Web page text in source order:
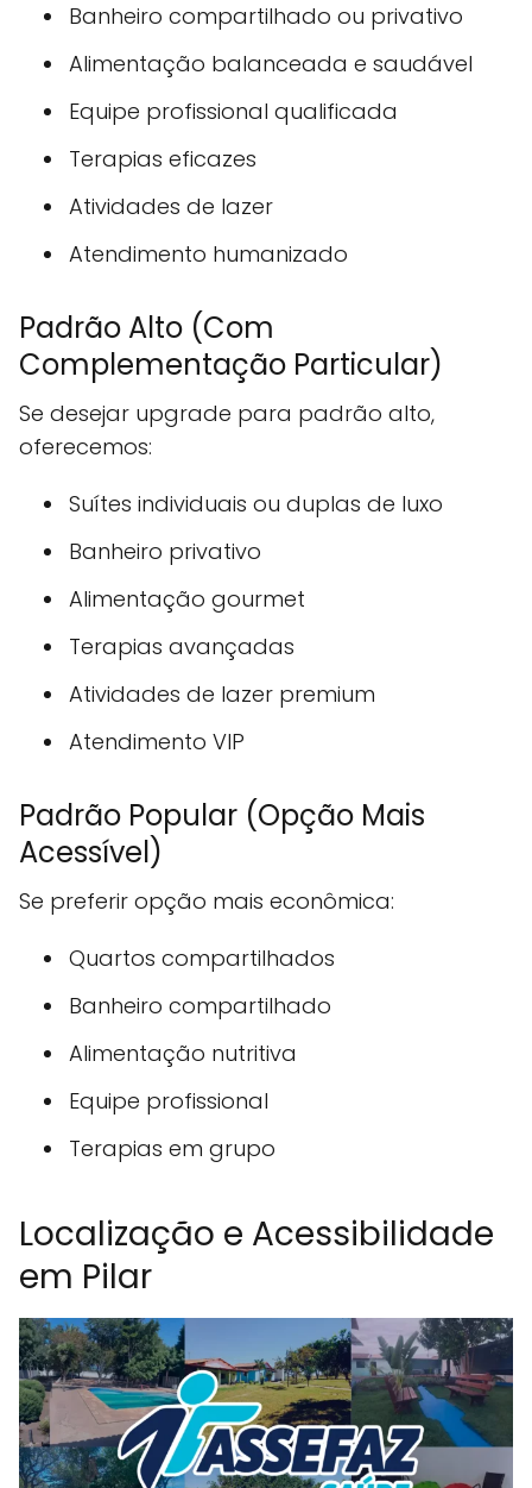
Banheiro compartilhado ou privativo
Alimentação balanceada e saudável
Equipe profissional qualificada
Terapias eficazes
Atividades de lazer
Atendimento humanizado
Padrão Alto (Com
Complementação Particular)
Se desejar upgrade para padrão alto,
oferecemos:
Suítes individuais ou duplas de luxo
Banheiro privativo
Alimentação gourmet
Terapias avançadas
Atividades de lazer premium
Atendimento VIP
Padrão Popular (Opção Mais
Acessível)
Se preferir opção mais econômica:
Quartos compartilhados
Banheiro compartilhado
Alimentação nutritiva
Equipe profissional
Terapias em grupo
Localização e Acessibilidade
em Pilar